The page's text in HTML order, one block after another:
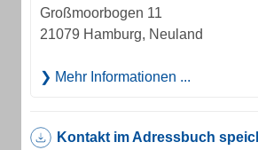
Großmoorbogen 11
21079 Hamburg, Neuland
Mehr Informationen ...
Kontakt im Adressbuch